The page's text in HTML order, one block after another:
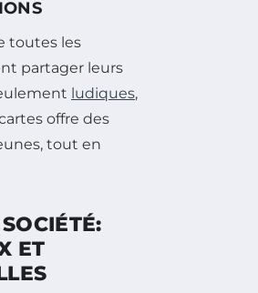
toutes les
partager leurs
ludiques,
offre des
tout en
ET